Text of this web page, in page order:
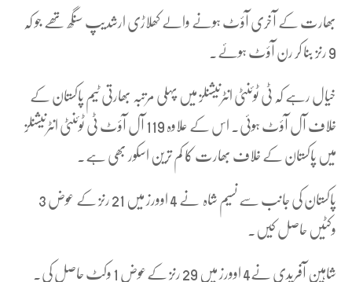
بھارت کے آخری آؤٹ ہونے والے کھلاڑی ارشدیپ سنگھ تھے جو کہ
9 رنز بنا کر رن آؤٹ ہوئے۔
خیال رہے کہ ٹی ٹوئنٹی انٹرنیشنلز میں پہلی مرتبہ بھارتی ٹیم پاکستان کے
خلاف آل آؤٹ ہوئی۔ اس کے علاوہ 119 آل آؤٹ ٹی ٹوئنٹی انٹرنیشنلز
میں پاکستان کے خلاف بھارت کا کم ترین اسکور بھی ہے۔
پاکستان کی جانب سے نسیم شاہ نے 4 اوورز میں 21 رنز کے عوض 3
وکٹیں حاصل کیں۔
شاہین آفریدی نے4 اوورز میں 29 رنز کےعوض 1 وکٹ حاصل کی۔